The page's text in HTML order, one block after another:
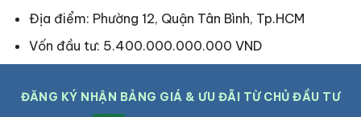
Địa điểm: Phường 12, Quận Tân Bình, Tp.HCM
Vốn đầu tư: 5.400.000.000.000 VND
ĐĂNG KÝ NHẬN BẢNG GIÁ & ƯU ĐÃI TỪ CHỦ ĐẦU TƯ